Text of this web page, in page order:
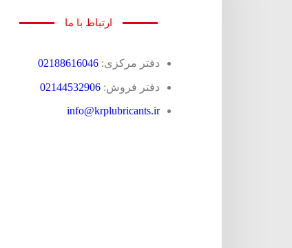
ارتباط با ما
دفتر مرکزی: 02188616046
دفتر فروش: 02144532906
info@krplubricants.ir